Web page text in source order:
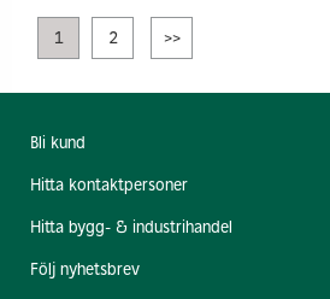
1 2 >>
Bli kund
Hitta kontaktpersoner
Hitta bygg- & industrihandel
Följ nyhetsbrev